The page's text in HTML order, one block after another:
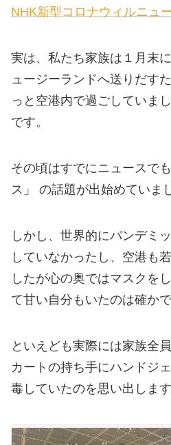
NHK新型コロナウィルニュ
実は、私たち家族は１月末
ュージーランドへ送りだす
っと空港内で過ごしていま
です。
その頃はすでにニュースで
ス」 の話題が出始めていま
しかし、世界的にパンデミ
していなかったし、空港も
したが心の奥ではマスクを
て甘い自分もいたのは確かで
といえども実際には家族全
カートの持ち手にハンドジ
毒していたのを思い出します